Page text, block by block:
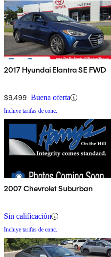
2017 Hyundai Elantra SE FWD
$9,499 Buena oferta
Incluye tarifas de conc.
2007 Chevrolet Suburban
Sin calificación
Incluye tarifas de conc.